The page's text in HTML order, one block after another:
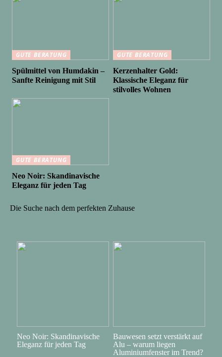
GUTE BERATUNG
Spülmittel von Humdakin –
Sanfte Reinigung mit Stil
GUTE BERATUNG
Kerzenhalter Gold:
Klassische Eleganz für
stilvolles Wohnen
GUTE BERATUNG
Neo Noir: Skandinavische
Eleganz für jeden Tag
Die Suche nach dem perfekten Zuhause
Neo Noir: Skandinavische
Eleganz für jeden Tag
Bauwesen setzt verstärkt auf
Alu – warum liegen
Aluminiumfenster im Trend?